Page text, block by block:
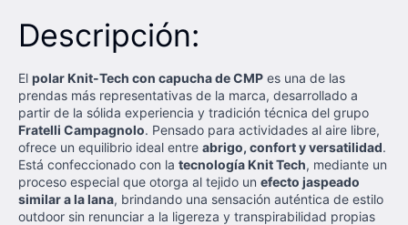
Descripción:
El polar Knit-Tech con capucha de CMP es una de las
prendas más representativas de la marca, desarrollado a
partir de la sólida experiencia y tradición técnica del grupo
Fratelli Campagnolo. Pensado para actividades al aire libre,
ofrece un equilibrio ideal entre abrigo, confort y versatilidad.
Está confeccionado con la tecnología Knit Tech, mediante un
proceso especial que otorga al tejido un efecto jaspeado
similar a la lana, brindando una sensación auténtica de estilo
outdoor sin renunciar a la ligereza y transpirabilidad propias